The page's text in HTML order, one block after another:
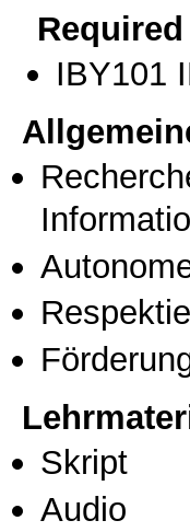
ΙΒΥ101
Skript
Audio